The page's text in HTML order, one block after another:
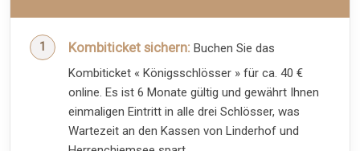
Kombiticket sichern: Buchen Sie das
Kombiticket « Königsschlösser » für ca. 40 €
online. Es ist 6 Monate gültig und gewährt Ihnen
einmaligen Eintritt in alle drei Schlösser, was
Wartezeit an den Kassen von Linderhof und